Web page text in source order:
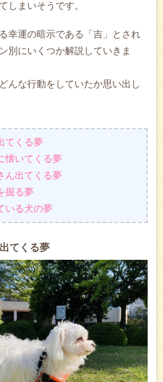
しまいそうです。
幸運の暗示である「吉」とされ
別にいくつか解説していきま
んな行動をしていたか思い出し
てくる夢
懐いてくる夢
ん出てくる夢
掘る夢
いる犬の夢
てくる夢